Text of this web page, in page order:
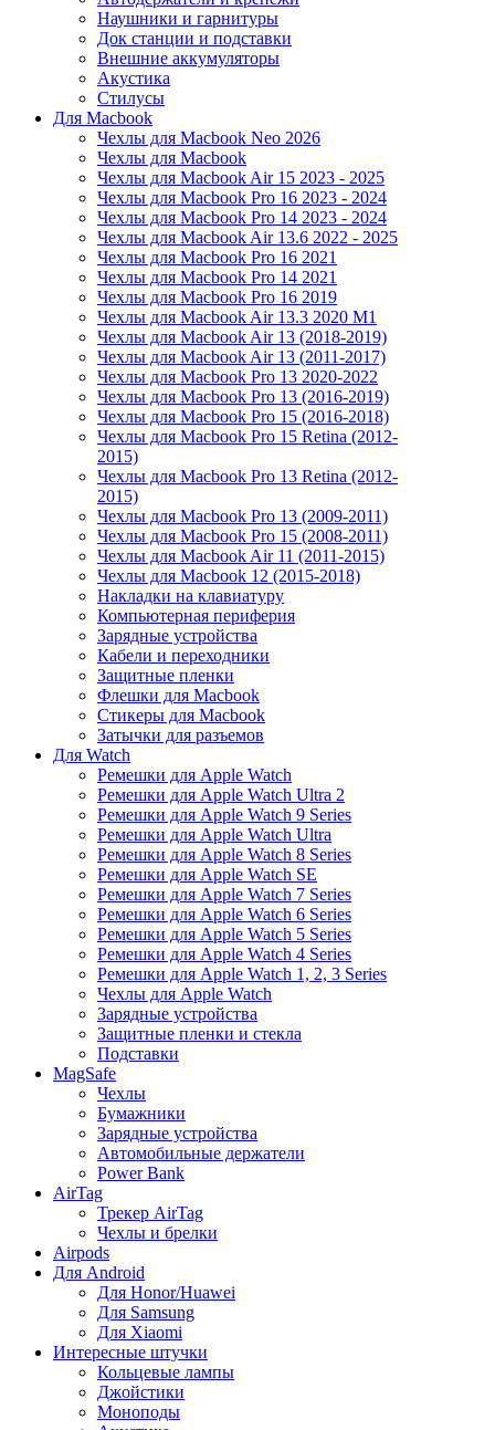
Наушники и гарнитуры
Док станции и подставки
Внешние аккумуляторы
Акустика
Стилусы
Для Macbook
Чехлы для Macbook Neo 2026
Чехлы для Macbook
Чехлы для Macbook Air 15 2023 - 2025
Чехлы для Macbook Pro 16 2023 - 2024
Чехлы для Macbook Pro 14 2023 - 2024
Чехлы для Macbook Air 13.6 2022 - 2025
Чехлы для Macbook Pro 16 2021
Чехлы для Macbook Pro 14 2021
Чехлы для Macbook Pro 16 2019
Чехлы для Macbook Air 13.3 2020 M1
Чехлы для Macbook Air 13 (2018-2019)
Чехлы для Macbook Air 13 (2011-2017)
Чехлы для Macbook Pro 13 2020-2022
Чехлы для Macbook Pro 13 (2016-2019)
Чехлы для Macbook Pro 15 (2016-2018)
Чехлы для Macbook Pro 15 Retina (2012-
2015)
Чехлы для Macbook Pro 13 Retina (2012-
2015)
Чехлы для Macbook Pro 13 (2009-2011)
Чехлы для Macbook Pro 15 (2008-2011)
Чехлы для Macbook Air 11 (2011-2015)
Чехлы для Macbook 12 (2015-2018)
Накладки на клавиатуру
Компьютерная периферия
Зарядные устройства
Кабели и переходники
Защитные пленки
Флешки для Macbook
Стикеры для Macbook
Затычки для разъемов
Для Watch
Ремешки для Apple Watch
Ремешки для Apple Watch Ultra 2
Ремешки для Apple Watch 9 Series
Ремешки для Apple Watch Ultra
Ремешки для Apple Watch 8 Series
Ремешки для Apple Watch SE
Ремешки для Apple Watch 7 Series
Ремешки для Apple Watch 6 Series
Ремешки для Apple Watch 5 Series
Ремешки для Apple Watch 4 Series
Ремешки для Apple Watch 1, 2, 3 Series
Чехлы для Apple Watch
Зарядные устройства
Защитные пленки и стекла
Подставки
MagSafe
Чехлы
Бумажники
Зарядные устройства
Автомобильные держатели
Power Bank
AirTag
Трекер AirTag
Чехлы и брелки
Airpods
Для Android
Для Honor/Huawei
Для Samsung
Для Xiaomi
Интересные штучки
Кольцевые лампы
Джойстики
Моноподы